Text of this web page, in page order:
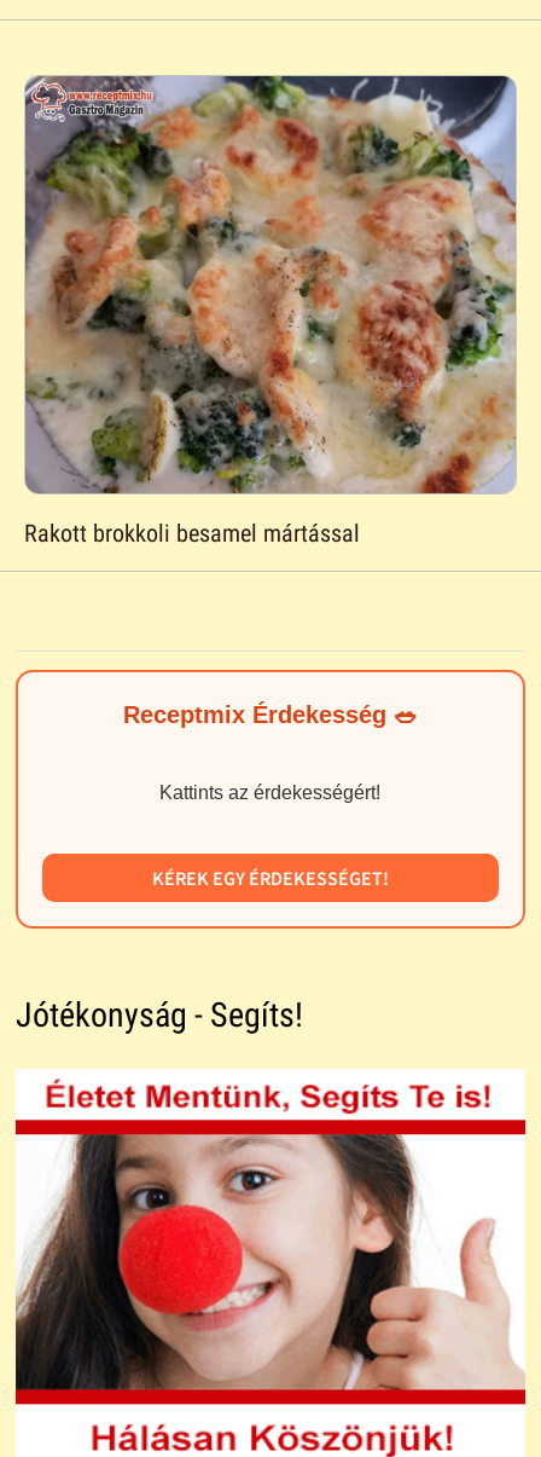
Rakott brokkoli besamel mártással
Receptmix Érdekesség 🥗
Kattints az érdekességért!
KÉREK EGY ÉRDEKESSÉGET!
Jótékonyság - Segíts!